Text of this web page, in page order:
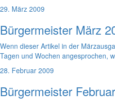
29. März 2009
Bürgermeister März
Wenn dieser Artikel in der
Tagen und Wochen angesprochen,
28. Februar 2009
Bürgermeister